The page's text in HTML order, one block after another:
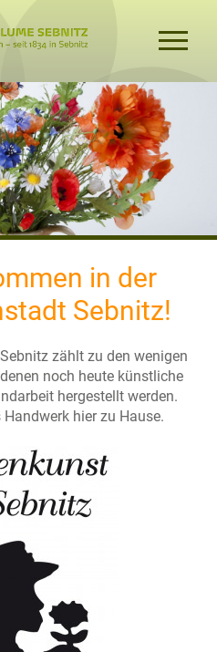
in der
Sebnitz!
zählt zu den wenigen
noch heute künstliche
hergestellt werden.
hier zu Hause.